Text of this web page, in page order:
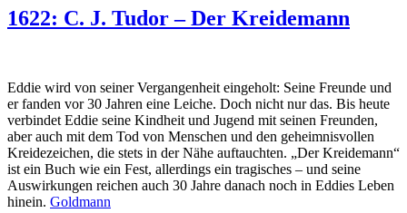
Susanne
Kliem
1622: C. J. Tudor – Der Kreidemann
Eddie wird von seiner Vergangenheit eingeholt: Seine Freunde und
er fanden vor 30 Jahren eine Leiche. Doch nicht nur das. Bis heute
verbindet Eddie seine Kindheit und Jugend mit seinen Freunden,
aber auch mit dem Tod von Menschen und den geheimnisvollen
Kreidezeichen, die stets in der Nähe auftauchten. „Der Kreidemann“
ist ein Buch wie ein Fest, allerdings ein tragisches – und seine
Auswirkungen reichen auch 30 Jahre danach noch in Eddies Leben
hinein. Goldmann